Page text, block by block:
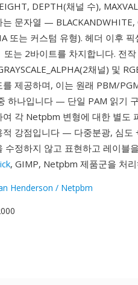
DEPTH(채널 수),
문자열 — BLACKANDWHITE,
또는 커스텀 유형). 헤더 이후
또는 2바이트를 차지합니다. 전
채널) 및
를 제공하며, 이는 원래 PBM/
하나입니다 — 단일 PAM 읽기
여 각 Netpbm 변형에 대한 별도
적 강점입니다 — 다중분광, 심도
수정하지 않고 표현하고 레이블
, GIMP, Netpbm 제품군을 처
Henderson / Netpbm